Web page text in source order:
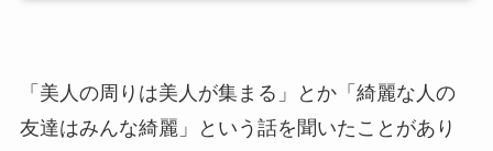
「美人の周りは美人が集まる」とか「綺麗な人の
友達はみんな綺麗」という話を聞いたことがあり